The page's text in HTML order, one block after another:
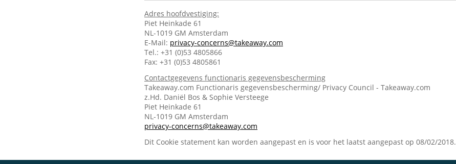
Adres hoofdvestiging:
Piet Heinkade 61
NL-1019 GM Amsterdam
E-Mail: privacy-concerns@takeaway.com
Tel.: +31 (0)53 4805866
Fax: +31 (0)53 4805861
Contactgegevens functionaris gegevensbescherming
Takeaway.com Functionaris gegevensbescherming/ Privacy Council - Takeaway.com
z.Hd. Daniël Bos & Sophie Versteege
Piet Heinkade 61
NL-1019 GM Amsterdam
privacy-concerns@takeaway.com
Dit Cookie statement kan worden aangepast en is voor het laatst aangepast op 08/02/2018.